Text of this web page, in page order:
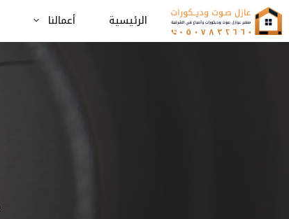
انتقل
إلى
المحتوى
الرئيسية أعمالنا